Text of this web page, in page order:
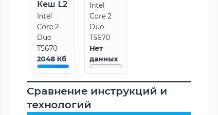
Кеш L2
Intel
Core 2
Duo
T5670
2048 Кб
Intel
Core 2
Duo
T5670
Нет
данных
Сравнение инструкций и
технологий